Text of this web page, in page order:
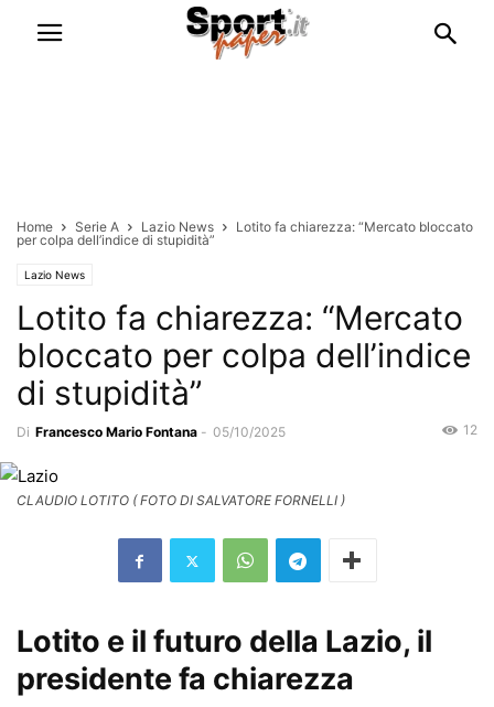
Home Serie A Lazio News
Lotito fa chiarezza: “Mercato bloccato
per colpa dell’indice di stupidità”
Lazio News
Lotito fa chiarezza: “Mercato
bloccato per colpa dell’indice
di stupidità”
Di Francesco Mario Fontana - 05/10/2025 12
CLAUDIO LOTITO ( FOTO DI SALVATORE FORNELLI )
Lotito e il futuro della Lazio, il
presidente fa chiarezza